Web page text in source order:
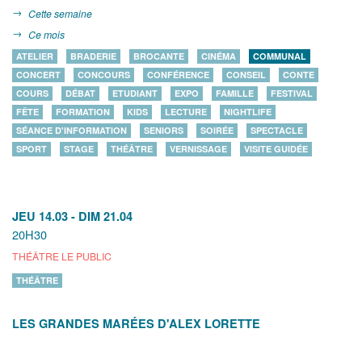
Cette semaine
Ce mois
ATELIER BRADERIE BROCANTE CINÉMA
COMMUNAL
CONCERT
CONCOURS CONFÉRENCE CONSEIL
CONTE
COURS
DÉBAT ETUDIANT EXPO FAMILLE
FESTIVAL
FÊTE
FORMATION KIDS LECTURE
NIGHTLIFE
SÉANCE D'INFORMATION
SENIORS SOIRÉE
SPECTACLE
SPORT
STAGE THÉÂTRE VERNISSAGE VISITE GUIDÉE
JEU 14.03 - DIM 21.04
20H30
THÉÂTRE LE PUBLIC
THÉÂTRE
LES GRANDES MARÉES D'ALEX LORETTE